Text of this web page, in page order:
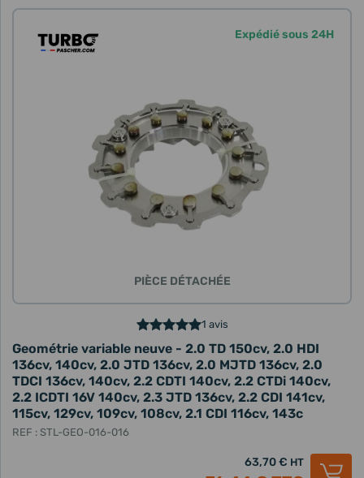
Expédié sous 24H
PIÈCE DÉTACHÉE
1 avis
Geométrie variable neuve - 2.0 TD 150cv, 2.0 HDI
136cv, 140cv, 2.0 JTD 136cv, 2.0 MJTD 136cv, 2.0
TDCI 136cv, 140cv, 2.2 CDTI 140cv, 2.2 CTDi 140cv,
2.2 ICDTI 16V 140cv, 2.3 JTD 136cv, 2.2 CDI 141cv,
115cv, 129cv, 109cv, 108cv, 2.1 CDI 116cv, 143c
REF : STL-GEO-016-016
63,70 € HT